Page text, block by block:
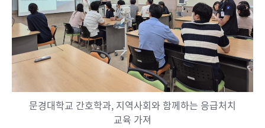
문경대학교 간호학과, 지역사회와 함께하는 응급처치
교육 가져